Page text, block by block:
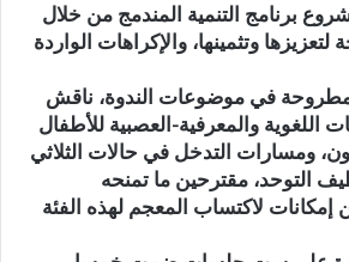
برنامج التنمية المندمج من خلال
وتثمينها، والإكراهات الواردة
في موضوعات الندوة، ناقش
اللغوية والمعرفية-العصبية للأطفال
ومسارات التدخل في حالات الثلاثي
التوحد، مقترحين ما تمنحه
إمكانات لاكتساب المعجم لهذه الفئة